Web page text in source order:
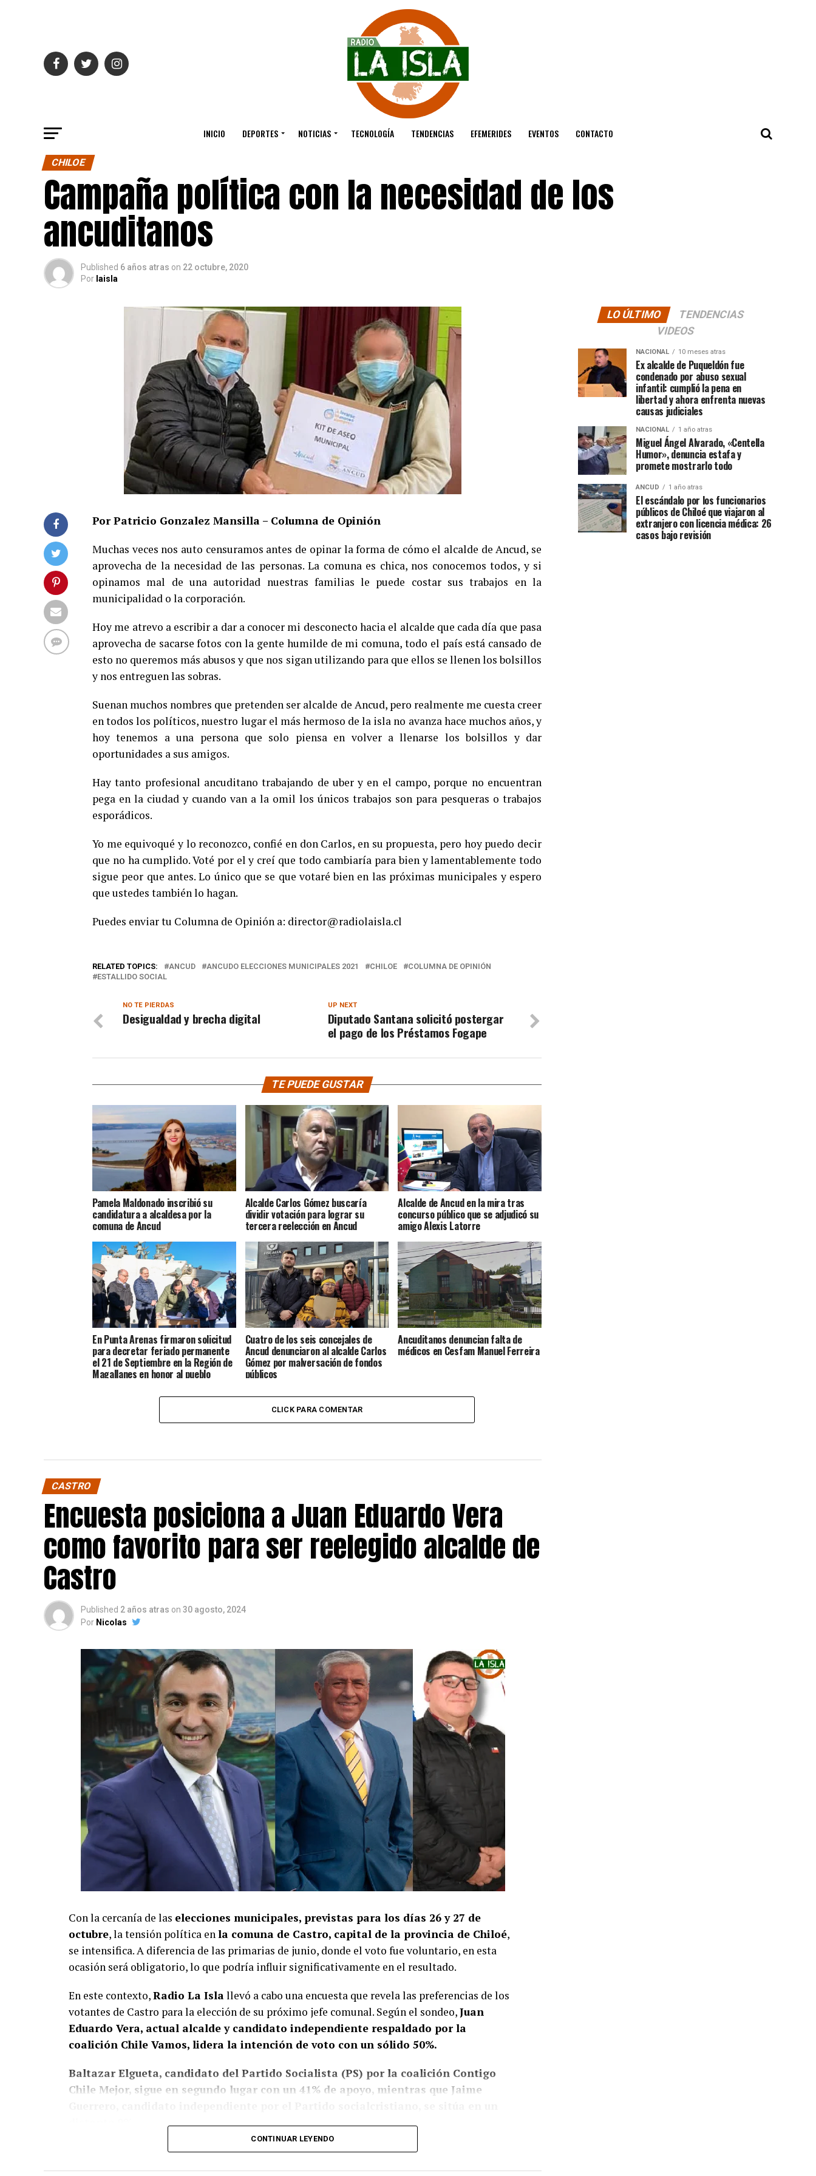
INICIO DEPORTES NOTICIAS TECNOLOGÍA TENDENCIAS EFEMERIDES EVENTOS CONTACTO
CHILOE
Campaña política con la necesidad de los
ancuditanos
Published 6 años atras on 22 octubre, 2020
Por laisla
Por Patricio Gonzalez Mansilla – Columna de Opinión
Muchas veces nos auto censuramos antes de opinar la forma de cómo el alcalde de Ancud, se
aprovecha de la necesidad de las personas. La comuna es chica, nos conocemos todos, y si
opinamos mal de una autoridad nuestras familias le puede costar sus trabajos en la
municipalidad o la corporación.
Hoy me atrevo a escribir a dar a conocer mi desconecto hacia el alcalde que cada día que pasa
aprovecha de sacarse fotos con la gente humilde de mi comuna, todo el país está cansado de
esto no queremos más abusos y que nos sigan utilizando para que ellos se llenen los bolsillos
y nos entreguen las sobras.
Suenan muchos nombres que pretenden ser alcalde de Ancud, pero realmente me cuesta creer
en todos los políticos, nuestro lugar el más hermoso de la isla no avanza hace muchos años, y
hoy tenemos a una persona que solo piensa en volver a llenarse los bolsillos y dar
oportunidades a sus amigos.
Hay tanto profesional ancuditano trabajando de uber y en el campo, porque no encuentran
pega en la ciudad y cuando van a la omil los únicos trabajos son para pesqueras o trabajos
esporádicos.
Yo me equivoqué y lo reconozco, confié en don Carlos, en su propuesta, pero hoy puedo decir
que no ha cumplido. Voté por el y creí que todo cambiaría para bien y lamentablemente todo
sigue peor que antes. Lo único que se que votaré bien en las próximas municipales y espero
que ustedes también lo hagan.
Puedes enviar tu Columna de Opinión a: director@radiolaisla.cl
RELATED TOPICS: ANCUD ANCUDO ELECCIONES MUNICIPALES 2021 CHILOE
COLUMNA DE OPINIÓN
ESTALLIDO SOCIAL
UP NEXT
Diputado Santana solicitó postergar
el pago de los Préstamos Fogape
NO TE PIERDAS
Desigualdad y brecha digital
TE PUEDE GUSTAR
Pamela Maldonado inscribió su
candidatura a alcaldesa por la
comuna de Ancud
Alcalde Carlos Gómez buscaría
dividir votación para lograr su
tercera reelección en Ancud
Alcalde de Ancud en la mira tras
concurso público que se adjudicó su
amigo Alexis Latorre
En Punta Arenas firmaron solicitud
para decretar feriado permanente
el 21 de Septiembre en la Región de
Magallanes en honor al pueblo
Cuatro de los seis concejales de
Ancud denunciaron al alcalde Carlos
Gómez por malversación de fondos
públicos
Ancuditanos denuncian falta de
médicos en Cesfam Manuel Ferreira
CLICK PARA COMENTAR
CASTRO
Encuesta posiciona a Juan Eduardo Vera
como favorito para ser reelegido alcalde de
Castro
Published 2 años atras on 30 agosto, 2024
Por Nicolas
Con la cercanía de las elecciones municipales, previstas para los días 26 y 27 de
octubre, la tensión política enla comuna de Castro, capital de la provincia de Chiloé,
se intensifica. A diferencia de las primarias de junio, donde el voto fue voluntario, en esta
ocasión será obligatorio, lo que podría influir significativamente en el resultado.
En este contexto,Radio La Islallevó a cabo una encuesta que revela las preferencias de los
votantes de Castro para la elección de su próximo jefe comunal. Según el sondeo,Juan
Eduardo Vera, actual alcalde y candidato independiente respaldado por la
coalición Chile Vamos, lidera la intención de voto con un sólido 50%.
Baltazar Elgueta, candidato del Partido Socialista (PS) por la coalición Contigo
Chile Mejor, sigue en segundo lugar con un 41% de apoyo, mientras que Jaime
Estos resultados confirman, de algún modo, pese a que no sean concluyentes, la fuerte
presencia de Vera en la política local, donde ha ejercido un liderazgo significativo,
CONTINUAR LEYENDO
LO ÚLTIMO
TENDENCIAS
VIDEOS
NACIONAL 10 meses atras
Ex alcalde de Puqueldón fue
condenado por abuso sexual
infantil: cumplió la pena en
libertad y ahora enfrenta nuevas
causas judiciales
NACIONAL 1 año atras
Miguel Ángel Alvarado, «Centella
Humor», denuncia estafa y
promete mostrarlo todo
ANCUD 1 año atras
El escándalo por los funcionarios
públicos de Chiloé que viajaron al
extranjero con licencia médica: 26
casos bajo revisión